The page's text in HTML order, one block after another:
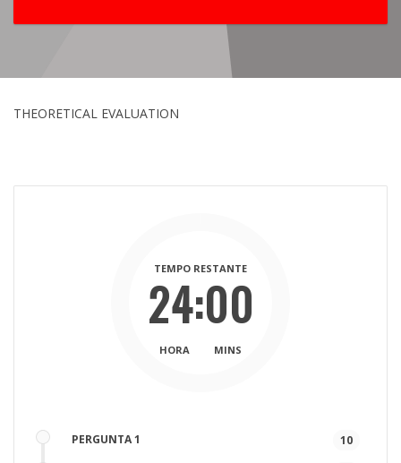
THEORETICAL EVALUATION
24:00
TEMPO RESTANTE
HORA MINS
PERGUNTA 1 10